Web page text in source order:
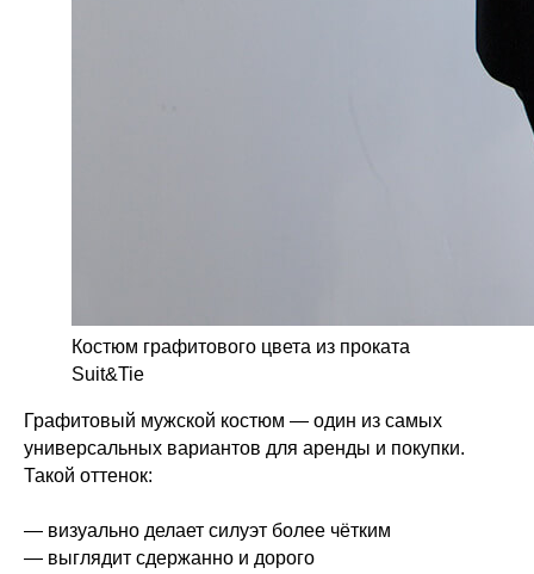
Костюм графитового цвета из проката
Suit&Tie
Графитовый мужской костюм — один из самых
универсальных вариантов для аренды и покупки.
Такой оттенок:
— визуально делает силуэт более чётким
— выглядит сдержанно и дорого